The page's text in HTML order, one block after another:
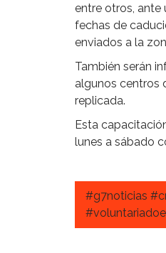
entre otros, ante
fechas de
enviados a la
También serán
algunos centros
replicada.
Esta
lunes a sábado
#g7noticias